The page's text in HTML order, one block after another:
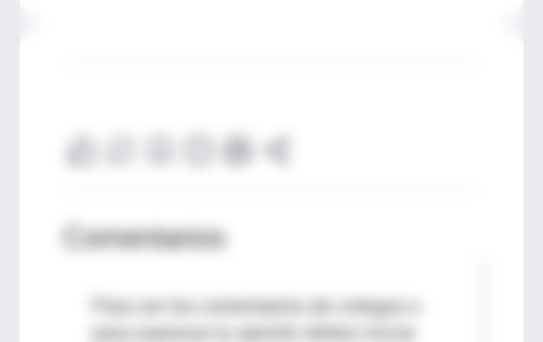
Comentarios
Para ver los comentarios de colegas o